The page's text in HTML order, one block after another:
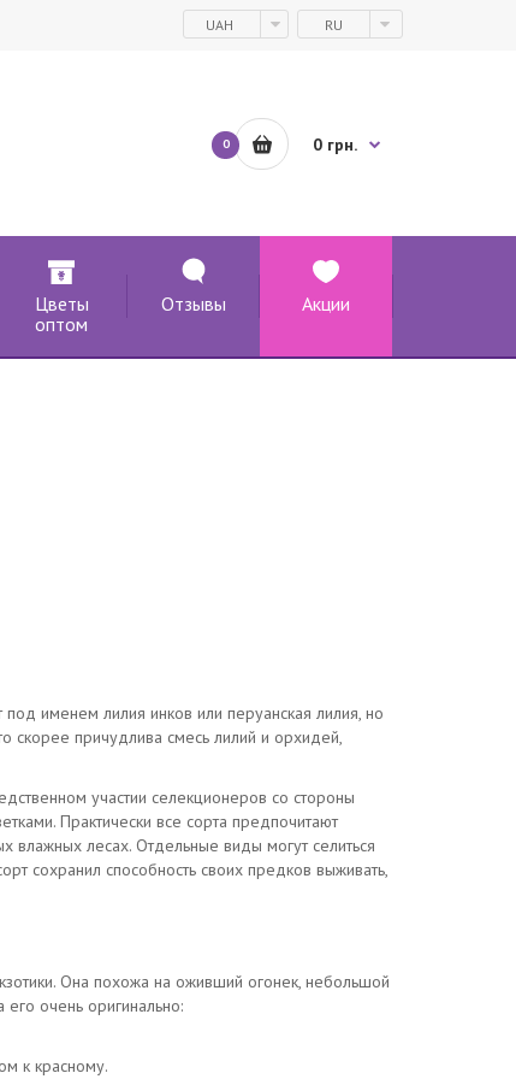
UAH RU
0 0 грн.
Цветы
оптом
Отзывы Акции
под именем лилия инков или перуанская лилия, но
скорее причудлива смесь лилий и орхидей,
участии селекционеров со стороны
Практически все сорта предпочитают
влажных лесах. Отдельные виды могут селиться
сохранил способность своих предков выживать,
Она похожа на оживший огонек, небольшой
очень оригинально:
к красному.